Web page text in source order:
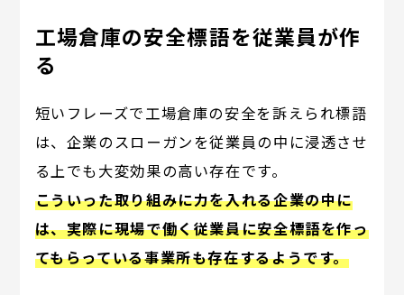
工場倉庫の安全標語を従業員が作
る
短いフレーズで工場倉庫の安全を訴えられ標語
は、企業のスローガンを従業員の中に浸透させ
る上でも大変効果の高い存在です。
こういった取り組みに力を入れる企業の中に
は、実際に現場で働く従業員に安全標語を作っ
てもらっている事業所も存在するようです。